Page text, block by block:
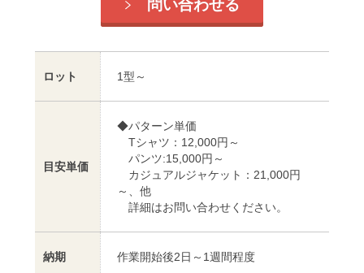
問い合わせる
ロット 1型～
目安単価
◆パターン単価
Tシャツ：12,000円～
パンツ:15,000円～
カジュアルジャケット：21,000円
～、他
詳細はお問い合わせください。
納期 作業開始後2日～1週間程度